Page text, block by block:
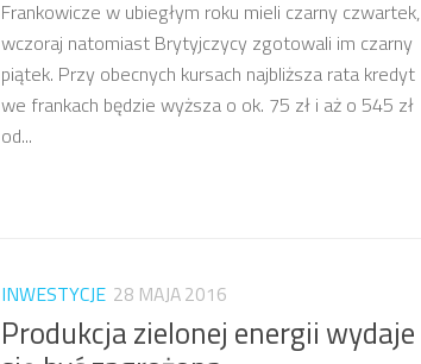
Frankowicze w ubiegłym roku mieli czarny czwartek,
wczoraj natomiast Brytyjczycy zgotowali im czarny
piątek. Przy obecnych kursach najbliższa rata kredyt
we frankach będzie wyższa o ok. 75 zł i aż o 545 zł
od...
INWESTYCJE 28 MAJA 2016
Produkcja zielonej energii wydaje